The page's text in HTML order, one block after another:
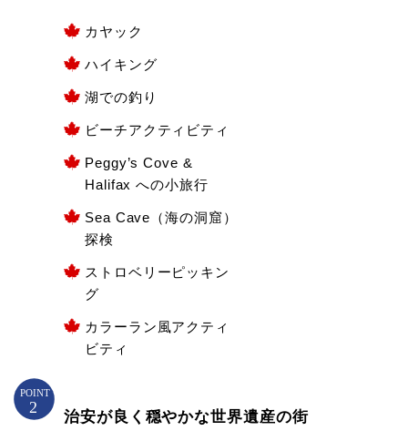
カヤック
ハイキング
湖での釣り
ビーチアクティビティ
Peggy’s Cove &
Halifax への小旅行
Sea Cave（海の洞窟）
探検
ストロベリーピッキン
グ
カラーラン風アクティ
ビティ
治安が良く穏やかな世界遺産の街